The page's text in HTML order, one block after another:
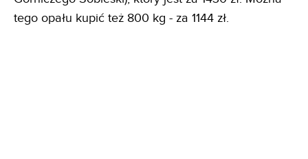
tego opału kupić też 800 kg - za 1144 zł.